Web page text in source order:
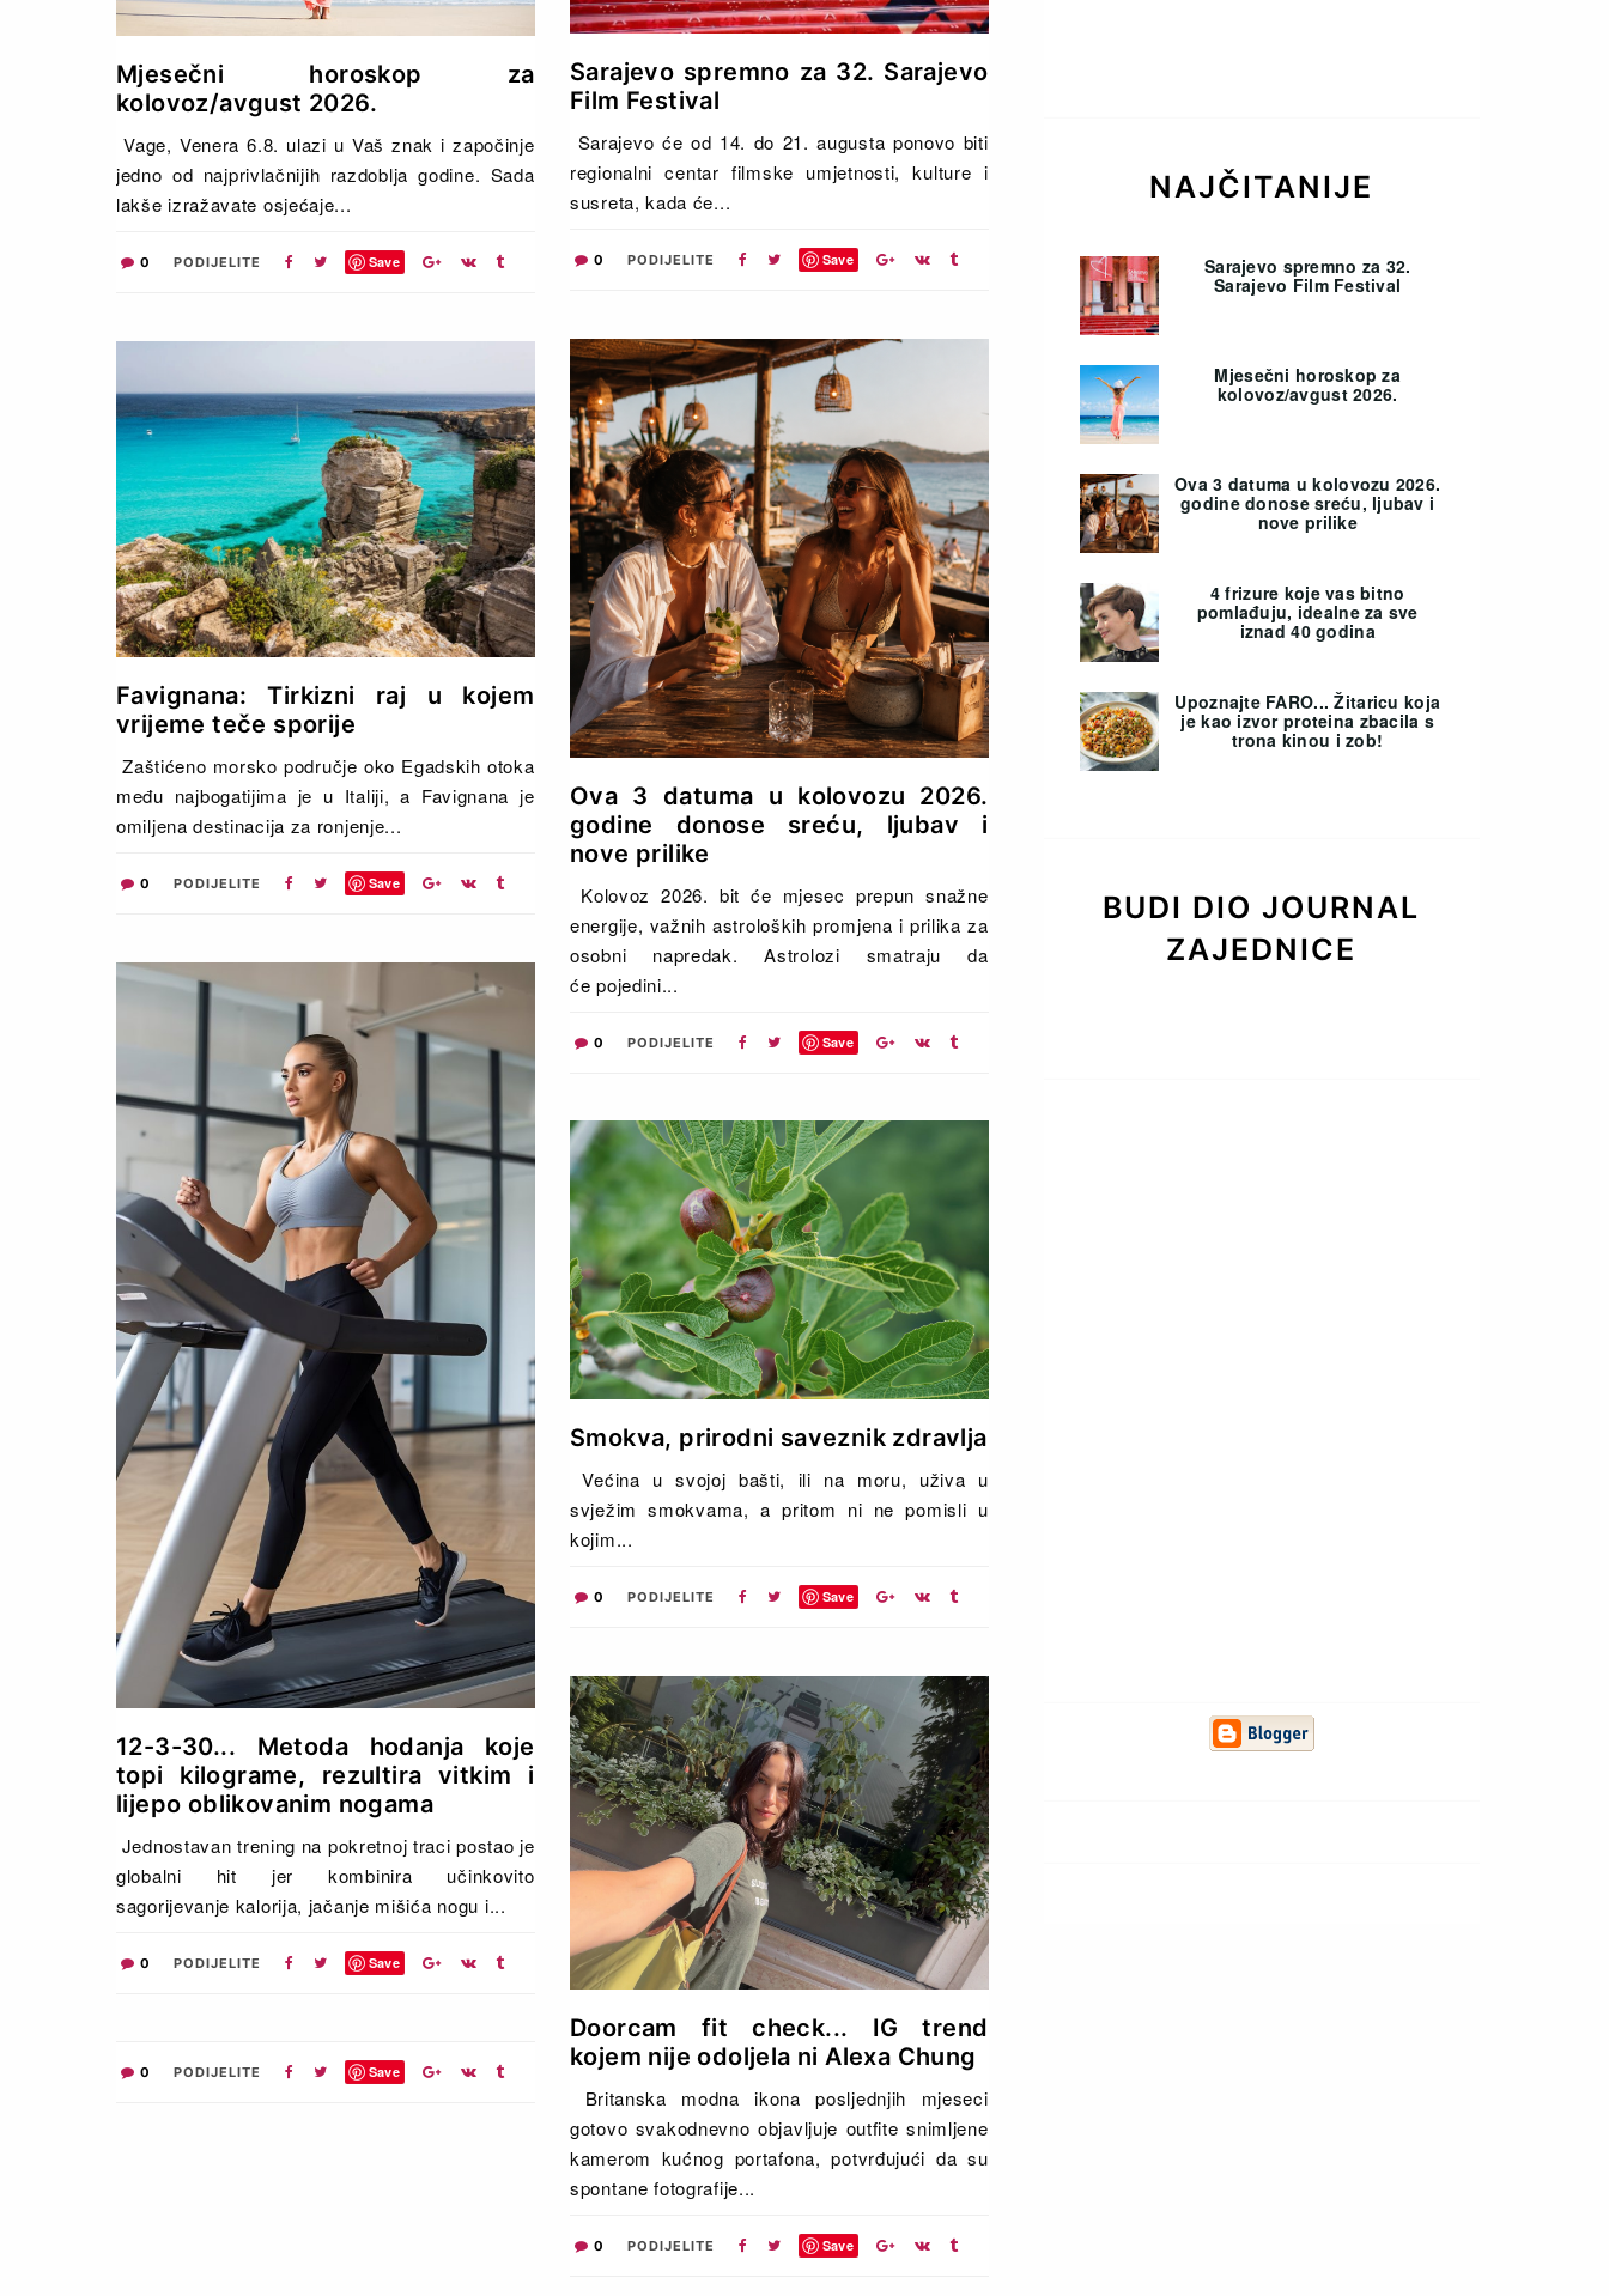
Mjesečni horoskop za
kolovoz/avgust 2026.
Vage, Venera 6.8. ulazi u Vaš znak i započinje
jedno od najprivlačnijih razdoblja godine. Sada
lakše izražavate osjećaje...
0 PODIJELITE Save
Sarajevo spremno za 32. Sarajevo
Film Festival
Sarajevo će od 14. do 21. augusta ponovo biti
regionalni centar filmske umjetnosti, kulture i
susreta, kada će...
0 PODIJELITE Save
Ova 3 datuma u kolovozu 2026.
godine donose sreću, ljubav i
nove prilike
Kolovoz 2026. bit će mjesec prepun snažne
energije, važnih astroloških promjena i prilika za
osobni napredak. Astrolozi smatraju da
će pojedini...
0 PODIJELITE Save
Favignana: Tirkizni raj u kojem
vrijeme teče sporije
Zaštićeno morsko područje oko Egadskih otoka
među najbogatijima je u Italiji, a Favignana je
omiljena destinacija za ronjenje...
0 PODIJELITE Save
12-3-30... Metoda hodanja koje
topi kilograme, rezultira vitkim i
lijepo oblikovanim nogama
Jednostavan trening na pokretnoj traci postao je
globalni hit jer kombinira učinkovito
sagorijevanje kalorija, jačanje mišića nogu i...
0 PODIJELITE Save
Smokva, prirodni saveznik zdravlja
Većina u svojoj bašti, ili na moru, uživa u
svježim smokvama, a pritom ni ne pomisli u
kojim...
0 PODIJELITE Save
Doorcam fit check... IG trend
kojem nije odoljela ni Alexa Chung
Britanska modna ikona posljednjih mjeseci
gotovo svakodnevno objavljuje outfite snimljene
kamerom kućnog portafona, potvrđujući da su
spontane fotografije...
0 PODIJELITE Save
0 PODIJELITE Save
NAJČITANIJE
Sarajevo spremno za 32.
Sarajevo Film Festival
Mjesečni horoskop za
kolovoz/avgust 2026.
Ova 3 datuma u kolovozu 2026.
godine donose sreću, ljubav i
nove prilike
4 frizure koje vas bitno
pomlađuju, idealne za sve
iznad 40 godina
Upoznajte FARO... Žitaricu koja
je kao izvor proteina zbacila s
trona kinou i zob!
BUDI DIO JOURNAL
ZAJEDNICE